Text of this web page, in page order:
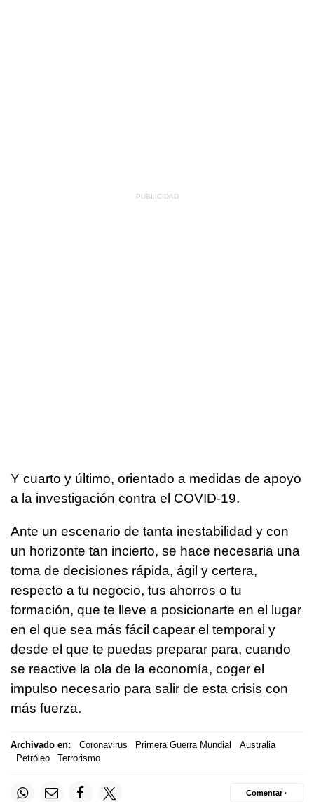
Y cuarto y último, orientado a medidas de apoyo
a la investigación contra el COVID-19.
Ante un escenario de tanta inestabilidad y con
un horizonte tan incierto, se hace necesaria una
toma de decisiones rápida, ágil y certera,
respecto a tu negocio, tus ahorros o tu
formación, que te lleve a posicionarte en el lugar
en el que sea más fácil capear el temporal y
desde el que te puedas preparar para, cuando
se reactive la ola de la economía, coger el
impulso necesario para salir de esta crisis con
más fuerza.
Archivado en: Coronavirus Primera Guerra Mundial
Australia
Petróleo
Terrorismo
Comentar ·